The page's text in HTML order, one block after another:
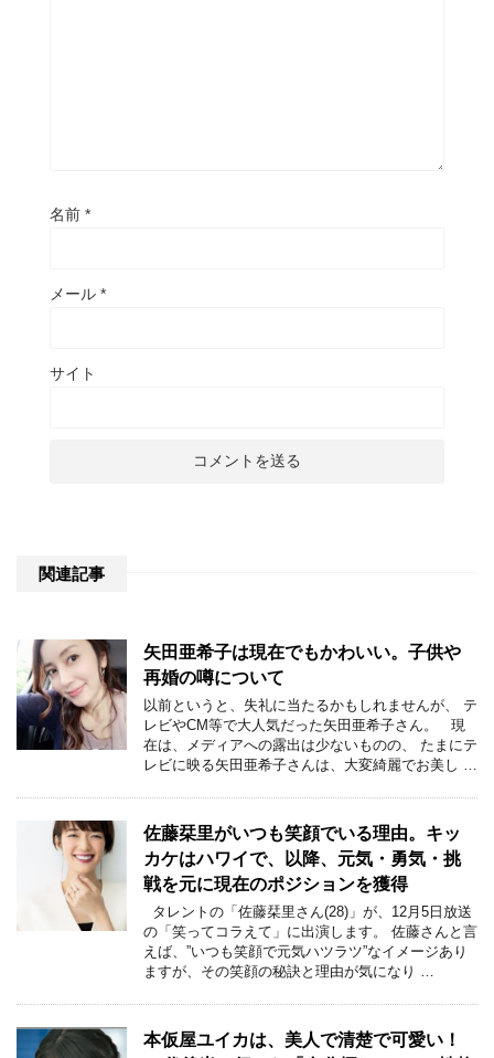
名前 *
メール *
サイト
関連記事
矢田亜希子は現在でもかわいい。子供や
再婚の噂について
以前というと、失礼に当たるかもしれませんが、 テ
レビやCM等で大人気だった矢田亜希子さん。 現
在は、メディアへの露出は少ないものの、 たまにテ
レビに映る矢田亜希子さんは、大変綺麗でお美し …
佐藤栞里がいつも笑顔でいる理由。キッ
カケはハワイで、以降、元気・勇気・挑
戦を元に現在のポジションを獲得
タレントの「佐藤栞里さん(28)」が、12月5日放送
の「笑ってコラえて」に出演します。 佐藤さんと言
えば、”いつも笑顔で元気ハツラツ”なイメージあり
ますが、その笑顔の秘訣と理由が気になり …
本仮屋ユイカは、美人で清楚で可愛い！